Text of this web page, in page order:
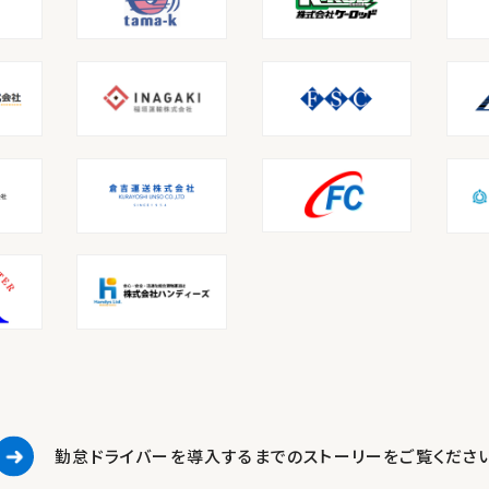
勤怠ドライバーを導入するまでのストーリーをご覧くださ